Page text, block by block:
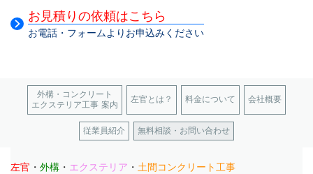
お見積りの依頼はこちら
お電話・フォームよりお申込みください
外構・コンクリート
エクステリア工事 案内
左官とは？ 料金について 会社概要
従業員紹介 無料相談・お問い合わせ
左官 ・ 外構 ・ エクステリア ・ 土間コンクリート工事